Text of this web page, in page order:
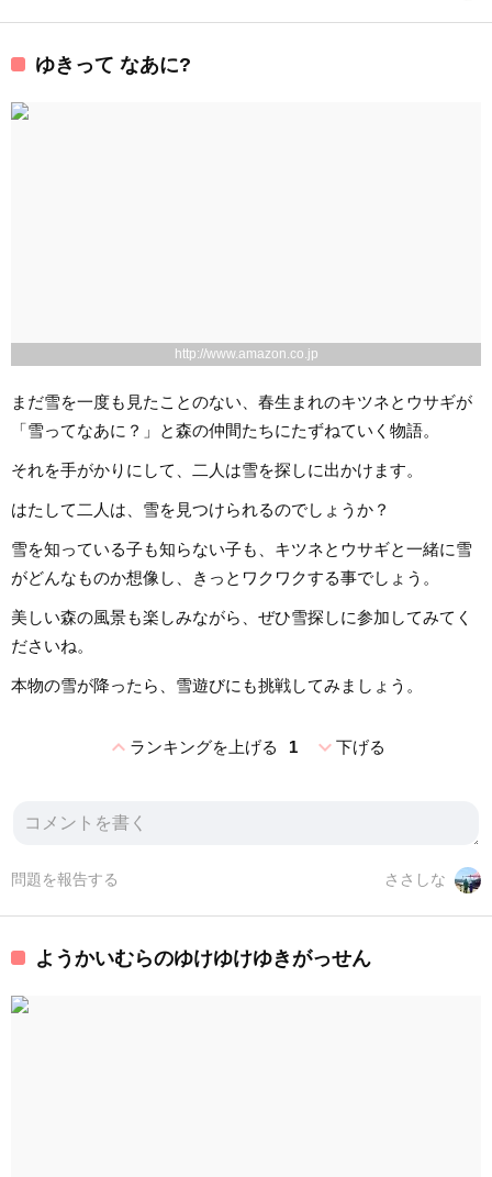
ゆきって なあに?
http://www.amazon.co.jp
まだ雪を一度も見たことのない、春生まれのキツネとウサギが
「雪ってなあに？」と森の仲間たちにたずねていく物語。
それを手がかりにして、二人は雪を探しに出かけます。
はたして二人は、雪を見つけられるのでしょうか？
雪を知っている子も知らない子も、キツネとウサギと一緒に雪
がどんなものか想像し、きっとワクワクする事でしょう。
美しい森の風景も楽しみながら、ぜひ雪探しに参加してみてく
ださいね。
本物の雪が降ったら、雪遊びにも挑戦してみましょう。
expand_lessランキングを上げる 1 expand_more下げる
ささしな
問題を報告する
ようかいむらのゆけゆけゆきがっせん